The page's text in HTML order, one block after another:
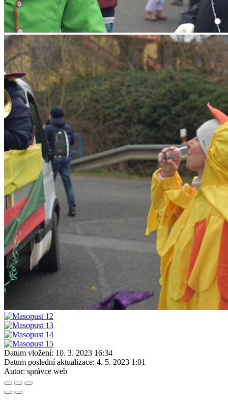
Datum vložení: 10. 3. 2023 16:34
Datum poslední aktualizace: 4. 5. 2023 1:01
Autor: správce web